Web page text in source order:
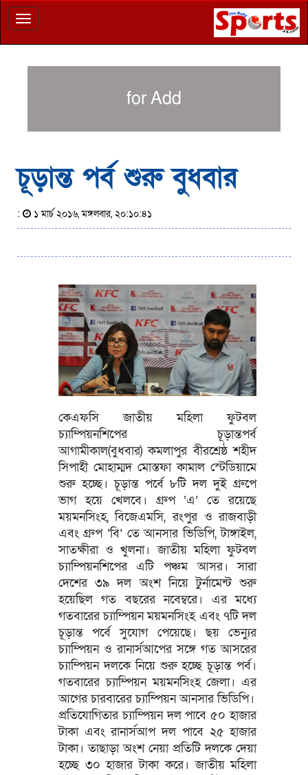
Toggle
navigation
for Add
চূড়ান্ত পর্ব শুরু বুধবার
: ১ মার্চ ২০১৬, মঙ্গলবার, ২০:১০:৪১
কেএফসি জাতীয় মহিলা ফুটবল
চ্যাম্পিয়নশিপের চূড়ান্তপর্ব
আগামীকাল(বুধবার) কমলাপুর বীরশ্রেষ্ঠ শহীদ
সিপাহী মোহাম্মদ মোস্তফা কামাল স্টেডিয়ামে
শুরু হচ্ছে। চূড়ান্ত পর্বে ৮টি দল দুই গ্রুপে
ভাগ হয়ে খেলবে। গ্রুপ ‘এ’ তে রয়েছে
ময়মনসিংহ, বিজেএমসি, রংপুর ও রাজবাড়ী
এবং গ্রুপ ‘বি’ তে আনসার ভিডিপি, টাঙ্গাইল,
সাতক্ষীরা ও খুলনা। জাতীয় মহিলা ফুটবল
চ্যাম্পিয়নশিপের এটি পঞ্চম আসর। সারা
দেশের ৩৯ দল অংশ নিয়ে টুর্নামেন্ট শুরু
হয়েছিল গত বছরের নবেম্বরে। এর মধ্যে
গতবারের চ্যাম্পিয়ন ময়মনসিংহ এবং ৭টি দল
চূড়ান্ত পর্বে সুযোগ পেয়েছে। ছয় ভেন্যুর
চ্যাম্পিয়ন ও রানার্সআপের সঙ্গে গত আসরের
চ্যাম্পিয়ন দলকে নিয়ে শুরু হচ্ছে চূড়ান্ত পর্ব।
গতবারের চ্যাম্পিয়ন ময়মনসিংহ জেলা। এর
আগের চারবারের চ্যাম্পিয়ন আনসার ভিডিপি।
প্রতিযোগিতার চ্যাম্পিয়ন দল পাবে ৫০ হাজার
টাকা এবং রানার্সআপ দল পাবে ২৫ হাজার
টাকা। তাছাড়া অংশ নেয়া প্রতিটি দলকে দেয়া
হচ্ছে ৩০ হাজার টাকা করে। জাতীয় মহিলা